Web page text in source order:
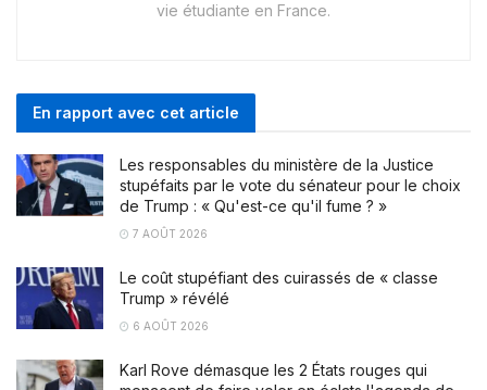
vie étudiante en France.
En rapport avec cet article
Les responsables du ministère de la Justice
stupéfaits par le vote du sénateur pour le choix
de Trump : « Qu'est-ce qu'il fume ? »
7 AOÛT 2026
Le coût stupéfiant des cuirassés de « classe
Trump » révélé
6 AOÛT 2026
Karl Rove démasque les 2 États rouges qui